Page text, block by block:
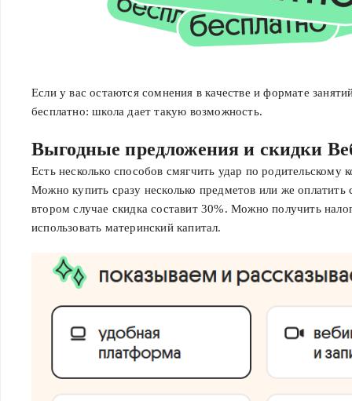
Если у вас остаются сомнения в качестве и формате
бесплатно: школа дает такую возможность.
Выгодные предложения и скидки
Есть несколько способов смягчить удар по родительскому
Можно купить сразу несколько предметов или же оплатить
втором случае скидка составит 30%. Можно получить
использовать материнский капитал.